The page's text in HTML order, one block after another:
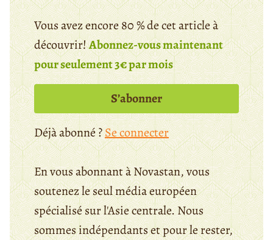
Vous avez encore 80 % de cet article à
découvrir!Abonnez-vous maintenant
pour seulement 3€ par mois
S’abonner
Déjà abonné ?Se connecter
En vous abonnant à Novastan, vous
soutenez le seul média européen
spécialisé sur l'Asie centrale. Nous
sommes indépendants et pour le rester,